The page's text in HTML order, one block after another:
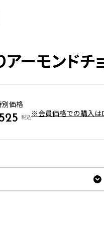
ーモンドチ
価格
税込※会員価格での購入は